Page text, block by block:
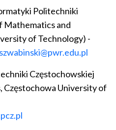
Politechniki
Mathematics and
of Technology) -
Częstochowskiej
University of